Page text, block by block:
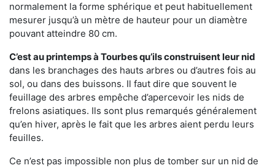
normalement la forme sphérique et peut habituellement
mesurer jusqu’à un mètre de hauteur pour un diamètre
pouvant atteindre 80 cm.
C’est au printemps à Tourbes qu’ils construisent leur nid
dans les branchages des hauts arbres ou d’autres fois au
sol, ou dans des buissons. Il faut dire que souvent le
feuillage des arbres empêche d’apercevoir les nids de
frelons asiatiques. Ils sont plus remarqués généralement
qu’en hiver, après le fait que les arbres aient perdu leurs
feuilles.
Ce n’est pas impossible non plus de tomber sur un nid de